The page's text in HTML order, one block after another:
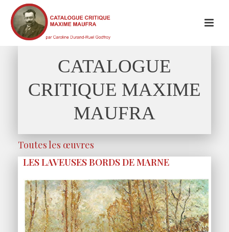
CATALOGUE
CRITIQUE MAXIME
MAUFRA
Toutes les œuvres
LES LAVEUSES BORDS DE MARNE